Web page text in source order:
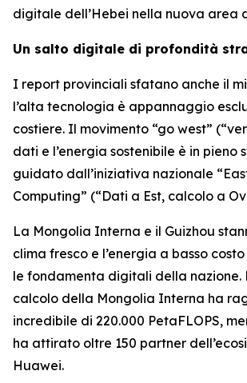
digitale dell’Hebei nella nuova area
Un salto digitale di profondità
I report provinciali sfatano anche il
l’alta tecnologia è appannaggio
costiere. Il movimento “go west”
dati e l’energia sostenibile è in pieno
guidato dall’iniziativa nazionale
Computing” (“Dati a Est, calcolo a
La Mongolia Interna e il Guizhou
clima fresco e l’energia a basso
le fondamenta digitali della nazione.
calcolo della Mongolia Interna ha
incredibile di 220.000 PetaFLOPS,
ha attirato oltre 150 partner
Huawei.